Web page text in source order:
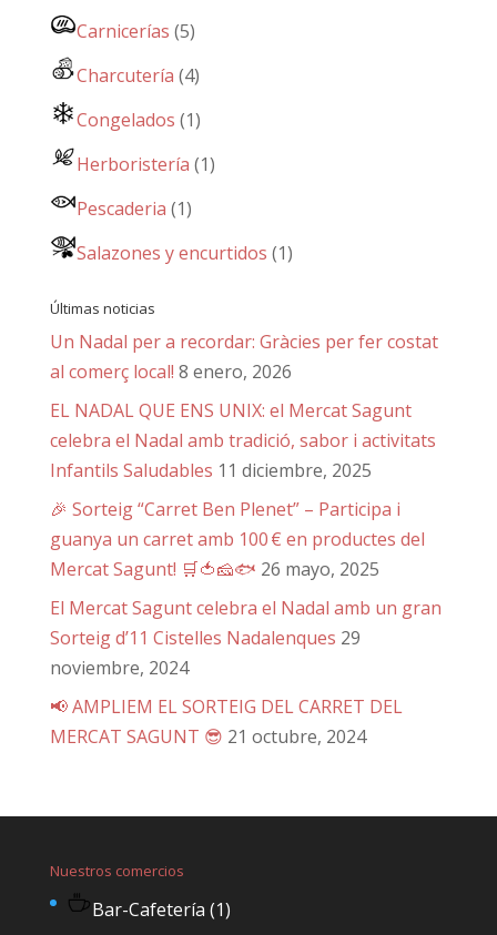
Carnicerías (5)
Charcutería (4)
Congelados (1)
Herboristería (1)
Pescaderia (1)
Salazones y encurtidos (1)
Últimas noticias
Un Nadal per a recordar: Gràcies per fer costat
al comerç local! 8 enero, 2026
EL NADAL QUE ENS UNIX: el Mercat Sagunt
celebra el Nadal amb tradició, sabor i activitats
Infantils Saludables 11 diciembre, 2025
🎉 Sorteig “Carret Ben Plenet” – Participa i
guanya un carret amb 100 € en productes del
Mercat Sagunt! 🛒🍅🧀🐟 26 mayo, 2025
El Mercat Sagunt celebra el Nadal amb un gran
Sorteig d’11 Cistelles Nadalenques 29
noviembre, 2024
📢 AMPLIEM EL SORTEIG DEL CARRET DEL
MERCAT SAGUNT 😎 21 octubre, 2024
Nuestros comercios
Bar-Cafetería (1)